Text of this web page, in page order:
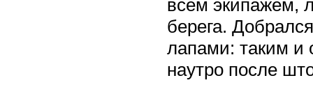
всем экипажем,
берега.
лапами: таким и
наутро после